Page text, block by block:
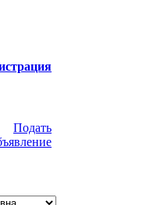
Подать